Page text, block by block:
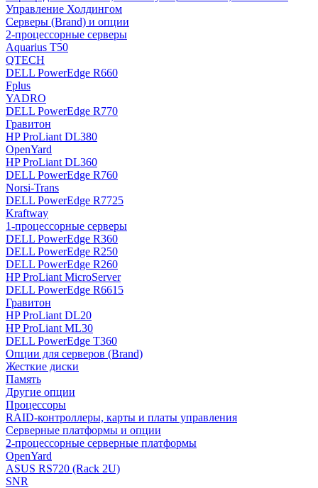
Управление Холдингом
Серверы (Brand) и опции
2-процессорные серверы
Aquarius T50
QTECH
DELL PowerEdge R660
Fplus
YADRO
DELL PowerEdge R770
Гравитон
HP ProLiant DL380
OpenYard
HP ProLiant DL360
DELL PowerEdge R760
Norsi-Trans
DELL PowerEdge R7725
Kraftway
1-процессорные серверы
DELL PowerEdge R360
DELL PowerEdge R250
DELL PowerEdge R260
HP ProLiant MicroServer
DELL PowerEdge R6615
Гравитон
HP ProLiant DL20
HP ProLiant ML30
DELL PowerEdge T360
Опции для серверов (Brand)
Жесткие диски
Память
Другие опции
Процессоры
RAID-контроллеры, карты и платы управления
Серверные платформы и опции
2-процессорные серверные платформы
OpenYard
ASUS RS720 (Rack 2U)
SNR